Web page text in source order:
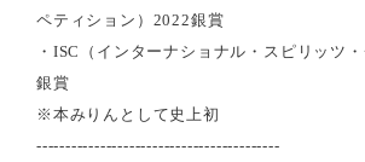
ペティション）2022銀賞
・ISC（インターナショナル・スピリッツ
銀賞
※本みりんとして史上初
------------------------------------------